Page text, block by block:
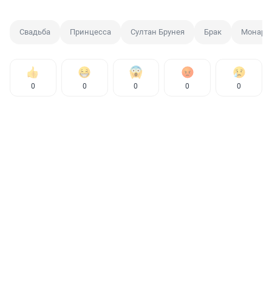
Свадьба Принцесса Султан Брунея Брак
0 0 0 0 0